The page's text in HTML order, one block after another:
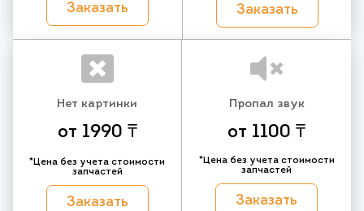
Заказать Заказать
Нет картинки
от 1990 ₸
*Цена без учета стоимости
запчастей
Заказать
Пропал звук
от 1100 ₸
*Цена без учета стоимости
запчастей
Заказать